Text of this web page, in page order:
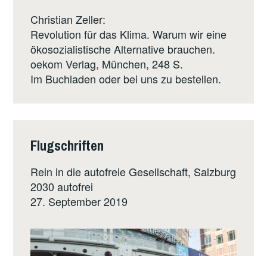
Christian Zeller:
Revolution für das Klima. Warum wir eine
ökosozialistische Alternative brauchen.
oekom Verlag, München, 248 S.
Im Buchladen oder bei uns zu bestellen.
Flugschriften
Rein in die autofreie Gesellschaft, Salzburg
2030 autofrei
27. September 2019